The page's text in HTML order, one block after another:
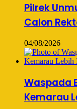
Pilrek
Calon
04/08/2026
Waspada
Kemarau